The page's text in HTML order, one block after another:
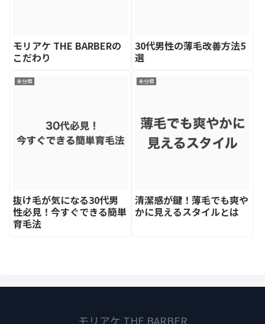
モリアケ THE BARBERの
こだわり
30代男性の薄毛改善方法5
選
未分類
抜け毛が気になる30代男
性必見！今すぐできる簡単
育毛法
未分類
清潔感が鍵！薄毛でも爽や
かに見えるスタイルとは
モリアケ THE BARBER